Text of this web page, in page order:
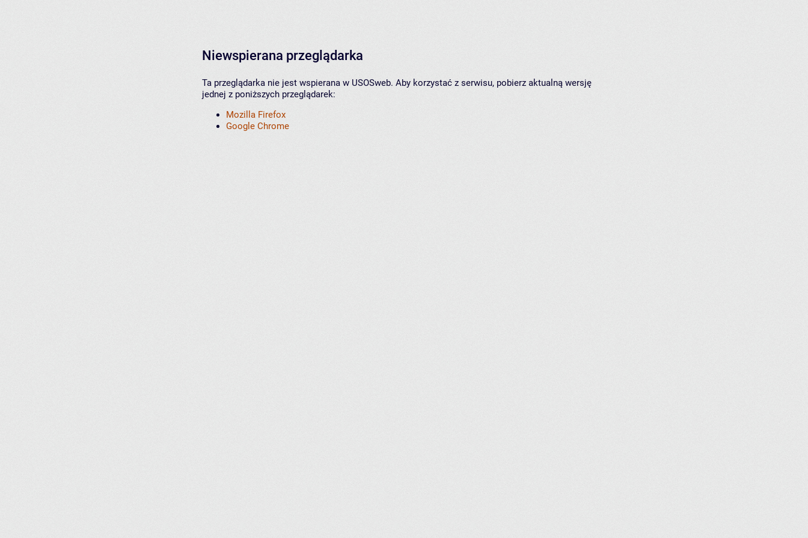
Niewspierana przeglądarka
Ta przeglądarka nie jest wspierana w USOSweb. Aby korzystać z serwisu, pobierz aktualną wersję
jednej z poniższych przeglądarek:
Mozilla Firefox
Google Chrome